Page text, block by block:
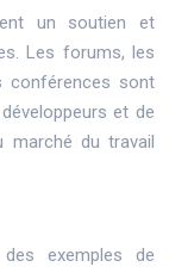
un soutien et
Les forums, les
conférences sont
et de
marché du travail
exemples de